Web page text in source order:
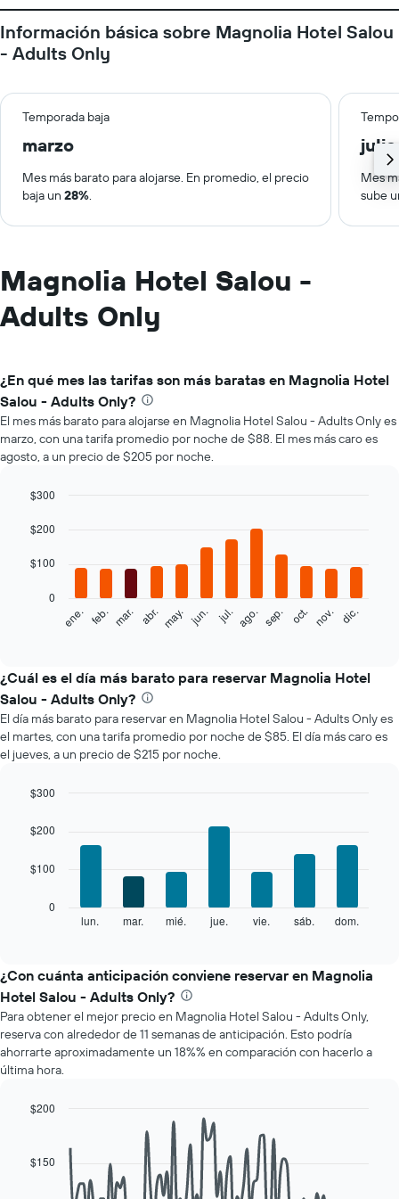
Información básica sobre Magnolia Hotel Salou
- Adults Only
Temporada baja
marzo julio
Mes más barato para alojarse. En promedio, el precio
baja un 28%.
Mes
sube
Magnolia Hotel Salou -
Adults Only
¿En qué mes las tarifas son más baratas en Magnolia Hotel
Salou - Adults Only?
El mes más barato para alojarse en Magnolia Hotel Salou - Adults Only es
marzo, con una tarifa promedio por noche de $88. El mes más caro es
agosto, a un precio de $205 por noche.
chart
12
bars.
siguiente
el
precio
promedio
de
una
habitación
mes
gráfico
eje
El
gráfico
muestra
1
eje
que
el
promedio
de
graphic.
ene. feb. mar. abr. may. jun. jul. ago. sep. oct. nov. dic.
0
$100
$200
$300
¿Cuál es el día más barato para reservar Magnolia Hotel
Salou - Adults Only?
El día más barato para reservar en Magnolia Hotel Salou - Adults Only es
el martes, con una tarifa promedio por noche de $85. El día más caro es
el jueves, a un precio de $215 por noche.
chart
with
bars.
el
precio
promedio
de
una
habitación
por
día
semana
graphic.
lun. mar. mié. jue. vie. sáb. dom.
0
$100
$200
$300
¿Con cuánta anticipación conviene reservar en Magnolia
Hotel Salou - Adults Only?
Para obtener el mejor precio en Magnolia Hotel Salou - Adults Only,
reserva con alrededor de 11 semanas de anticipación. Esto podría
ahorrarte aproximadamente un 18%% en comparación con hacerlo a
última hora.
with
90
$150
$200